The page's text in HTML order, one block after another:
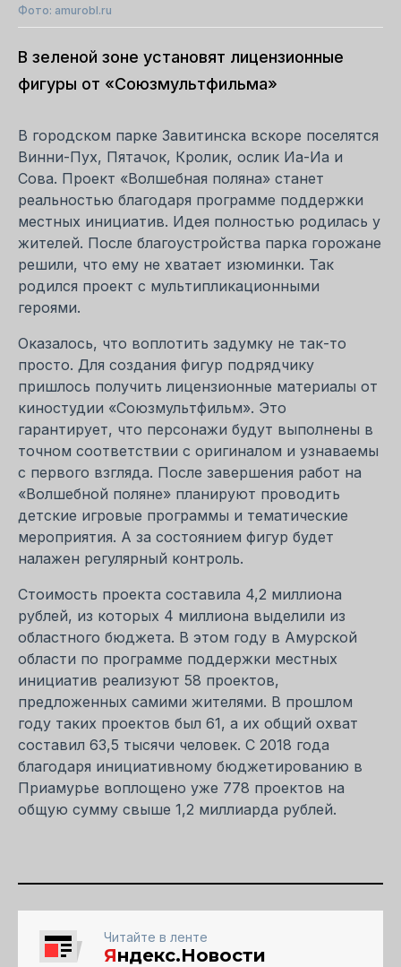
Фото: amurobl.ru
В зеленой зоне установят лицензионные
фигуры от «Союзмультфильма»
В городском парке Завитинска вскоре поселятся
Винни-Пух, Пятачок, Кролик, ослик Иа-Иа и
Сова. Проект «Волшебная поляна» станет
реальностью благодаря программе поддержки
местных инициатив. Идея полностью родилась у
жителей. После благоустройства парка горожане
решили, что ему не хватает изюминки. Так
родился проект с мультипликационными
героями.
Оказалось, что воплотить задумку не так-то
просто. Для создания фигур подрядчику
пришлось получить лицензионные материалы от
киностудии «Союзмультфильм». Это
гарантирует, что персонажи будут выполнены в
точном соответствии с оригиналом и узнаваемы
с первого взгляда. После завершения работ на
«Волшебной поляне» планируют проводить
детские игровые программы и тематические
мероприятия. А за состоянием фигур будет
налажен регулярный контроль.
Стоимость проекта составила 4,2 миллиона
рублей, из которых 4 миллиона выделили из
областного бюджета. В этом году в Амурской
области по программе поддержки местных
инициатив реализуют 58 проектов,
предложенных самими жителями. В прошлом
году таких проектов был 61, а их общий охват
составил 63,5 тысячи человек. С 2018 года
благодаря инициативному бюджетированию в
Приамурье воплощено уже 778 проектов на
общую сумму свыше 1,2 миллиарда рублей.
Читайте в ленте
Яндекс.Новости